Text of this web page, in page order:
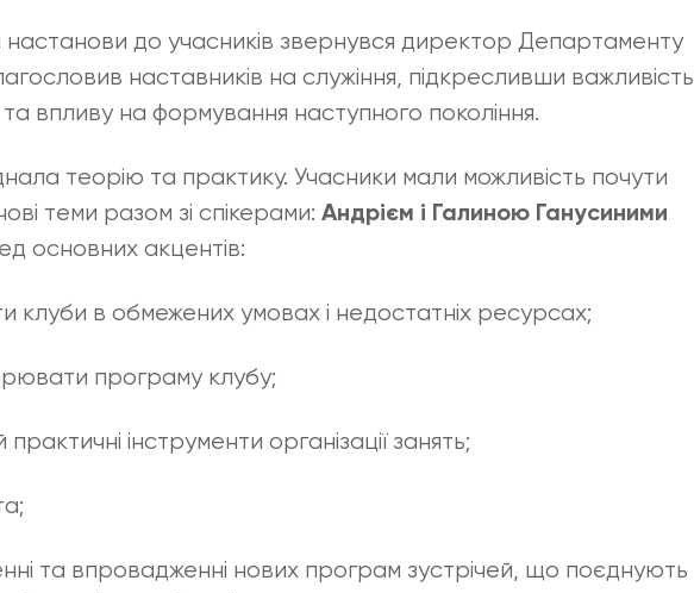
до учасників звернувся директор Департаменту
наставників на служіння, підкресливши важливість
та впливу на формування наступного покоління.
теорію та практику. Учасники мали можливість почути
теми разом зі спікерами: Андрієм і Галиною Ганусиними
основних акцентів:
клуби в обмежених умовах і недостатніх ресурсах;
програму клубу;
інструменти організації занять;
та впровадженні нових програм зустрічей, що поєднують